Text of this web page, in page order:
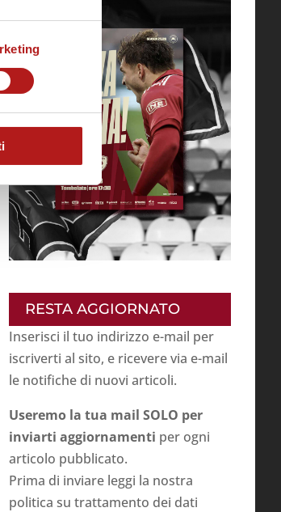
RESTA AGGIORNATO
Inserisci il tuo indirizzo e-mail per
iscriverti al sito, e ricevere via e-mail
le notifiche di nuovi articoli.
Useremo la tua mail SOLO per
inviarti aggiornamenti per ogni
articolo pubblicato.
Prima di inviare leggi la nostra
politica su trattamento dei dati